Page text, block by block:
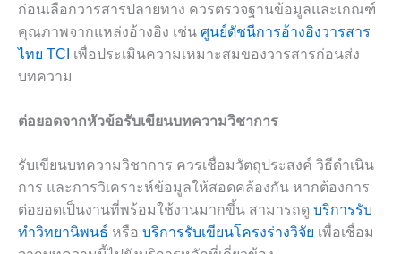
ก่อนเลือกวารสารปลายทาง ควรตรวจฐานข้อมูลและเกณฑ์
คุณภาพจากแหล่งอ้างอิง เช่น ศูนย์ดัชนีการอ้างอิงวารสาร
ไทย TCI เพื่อประเมินความเหมาะสมของวารสารก่อนส่ง
บทความ
ต่อยอดจากหัวข้อรับเขียนบทความวิชาการ
รับเขียนบทความวิชาการ ควรเชื่อมวัตถุประสงค์ วิธีดำเนิน
การ และการวิเคราะห์ข้อมูลให้สอดคล้องกัน หากต้องการ
ต่อยอดเป็นงานที่พร้อมใช้งานมากขึ้น สามารถดู บริการรับ
ทำวิทยานิพนธ์ หรือ บริการรับเขียนโครงร่างวิจัย เพื่อเชื่อม